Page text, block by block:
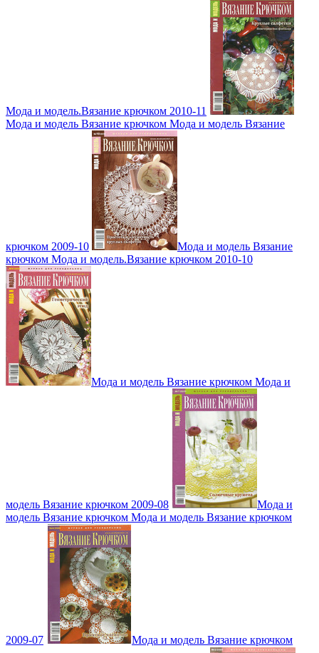
Мода и модель.Вязание крючком 2010-11
Мода и модель Вязание крючком Мода и модель Вязание
крючком 2009-10
Мода и модель Вязание
крючком Мода и модель.Вязание крючком 2010-10
Мода и модель Вязание крючком Мода и
модель Вязание крючком 2009-08
Мода и
модель Вязание крючком Мода и модель Вязание крючком
2009-07 Мода и модель Вязание крючком